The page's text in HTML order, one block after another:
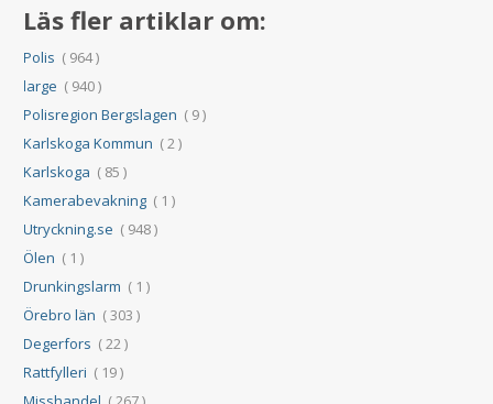
Läs fler artiklar om:
Polis ( 964 )
large ( 940 )
Polisregion Bergslagen ( 9 )
Karlskoga Kommun ( 2 )
Karlskoga ( 85 )
Kamerabevakning ( 1 )
Utryckning.se ( 948 )
Ölen ( 1 )
Drunkingslarm ( 1 )
Örebro län ( 303 )
Degerfors ( 22 )
Rattfylleri ( 19 )